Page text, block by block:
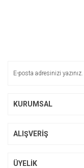
KURUMSAL
ALIŞVERİŞ
ÜYELİK